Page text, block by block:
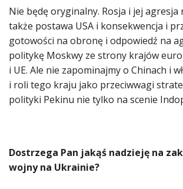
Nie będę oryginalny. Rosja i jej agresja
także postawa USA i konsekwencja i
gotowości na obronę i odpowiedź na
politykę Moskwy ze strony krajów
i UE. Ale nie zapominajmy o Chinach i
i roli tego kraju jako przeciwwagi
polityki Pekinu nie tylko na scenie
Dostrzega Pan jakąś nadzieję na
wojny na Ukrainie?